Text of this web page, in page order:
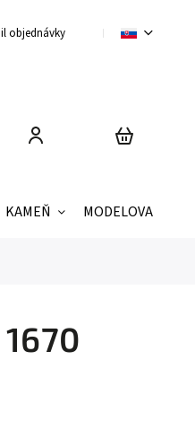
objednávky Obchodné podmienky
KAMEŇ MODELOVANIE